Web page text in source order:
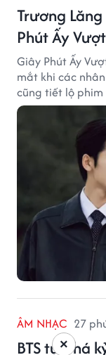
Trương
Phút Ấy
Giây Phút Ấy
mắt khi các
cũng tiết lộ
ÂM NHẠC 27
BTS tự phá
×